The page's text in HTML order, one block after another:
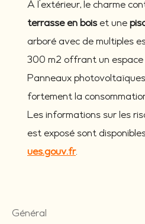
À l’extérieur, le charme
terrasse en boiset une
arboré avec de multiples
300 m2 offrant un espace
Panneaux
fortement la
Les informations sur les
est exposé sont
ues.gouv.fr.
général